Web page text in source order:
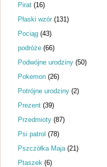
Pirat (16)
Płaski wzór (131)
Pociąg (43)
podróże (66)
Podwójne urodziny (50)
Pokemon (26)
Potrójne urodziny (2)
Prezent (39)
Przedmioty (87)
Psi patrol (78)
Pszczółka Maja (21)
Ptaszek (6)